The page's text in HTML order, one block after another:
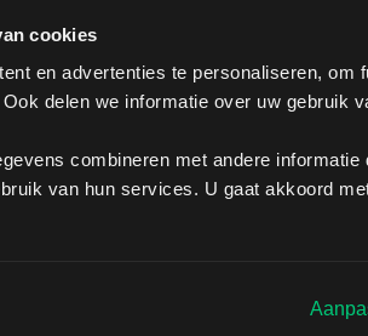
cookies
en advertenties te personaliseren, om
delen we informatie over uw gebruik
combineren met andere
van hun services. U gaat akkoord
Ontdek alle voordelen van beleggen
brengt extra risico’s met zich mee: als
oplopen. Het is belangrijk om
te beleggen met kapitaal dat u kunt